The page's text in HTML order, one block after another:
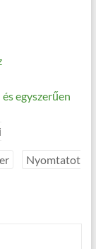
egyszerűen
Nyomtatot